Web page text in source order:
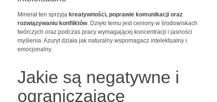
Minerał ten sprzyja kreatywności, poprawie komunikacji oraz
rozwiązywaniu konfliktów. Dzięki temu jest ceniony w środowiskach
twórczych oraz podczas pracy wymagającej koncentracji i jasności
myślenia. Azuryt działa jak naturalny wspomagacz intelektualny i
emocjonalny.
Jakie są negatywne i
ograniczające